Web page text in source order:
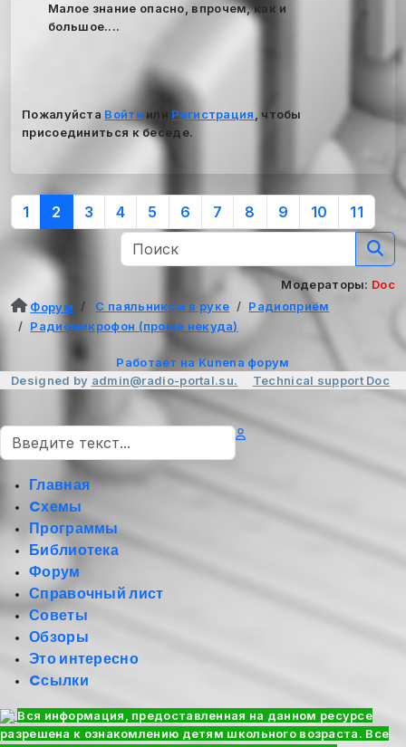
Малое знание опасно, впрочем, как и
большое....
Пожалуйста Войти или Регистрация, чтобы
присоединиться к беседе.
1 2 3 4 5 6 7 8 9 10 11
Модераторы: Doc
Форум
С паяльником в руке
Радиоприём
Радиомикрофон (проще некуда)
Работает на Kunena форум
Designed by admin@radio-portal.su. Technical support Doc
Поиск
Главная
Cхемы
Программы
Библиотека
Форум
Справочный лист
Советы
Обзоры
Это интересно
Cсылки
Вся информация, предоставленная на данном ресурсе
разрешена к ознакомлению детям школьного возраста. Все